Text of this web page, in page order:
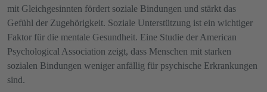
mit Gleichgesinnten fördert soziale Bindungen und stärkt das
Gefühl der Zugehörigkeit. Soziale Unterstützung ist ein wichtiger
Faktor für die mentale Gesundheit. Eine Studie der American
Psychological Association zeigt, dass Menschen mit starken
sozialen Bindungen weniger anfällig für psychische Erkrankungen
sind.